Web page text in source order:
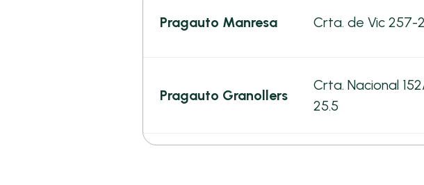
Pragauto Manresa Crta. de Vic 257-
Pragauto Granollers
Crta. Nacional
25.5